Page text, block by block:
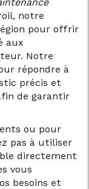
notre
pour offrir
aux
Notre
répondre à
précis et
de garantir
ou pour
pas à utiliser
directement
vous
besoins et